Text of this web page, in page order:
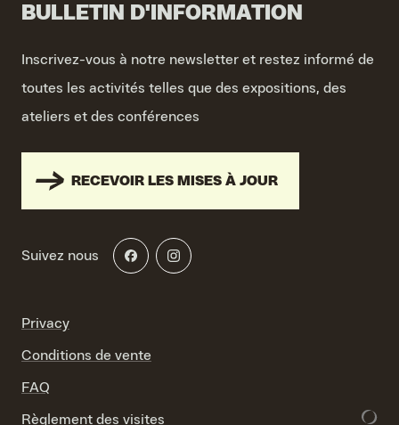
BULLETIN D'INFORMATION
Inscrivez-vous à notre newsletter et restez informé de
toutes les activités telles que des expositions, des
ateliers et des conférences
RECEVOIR LES MISES À JOUR
Suivez nous
Privacy
Conditions de vente
FAQ
Règlement des visites